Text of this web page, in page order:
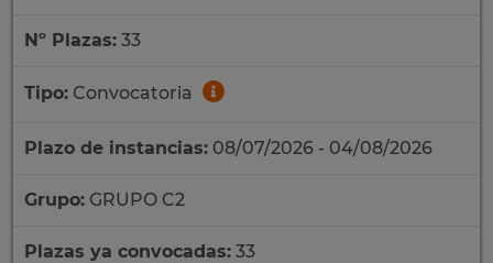
Nº Plazas: 33
Tipo: Convocatoria
Plazo de instancias: 08/07/2026 - 04/08/2026
Grupo: GRUPO C2
Plazas ya convocadas: 33